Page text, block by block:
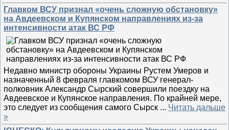
Главком ВСУ признал «очень сложную обстановку»
на Авдеевском и Купянском направлениях из-за
интенсивности атак ВС РФ
Недавно министр обороны Украины Рустем Умеров и
назначенный 8 февраля главкомом ВСУ генерал-
полковник Александр Сырский совершили поездку на
Авдеевское и Купянское направления. По крайней мере,
это следует из сообщения самого Сырск ... Читать дальше
»